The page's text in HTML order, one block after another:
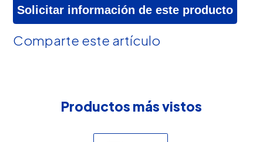
Solicitar información de este producto
Comparte este artículo
Productos más vistos